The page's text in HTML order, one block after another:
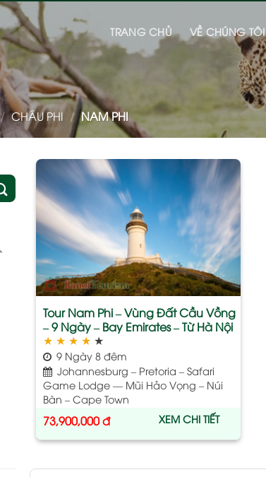
TRANG CHỦ VỀ CHÚNG TÔI
/ CHÂU PHI / NAM PHI
Add
to
wishlist
Tour Nam Phi – Vùng Đất Cầu Vồng
– 9 Ngày – Bay Emirates – Từ Hà Nội
★ ★ ★ ★ ★
9 Ngày 8 đêm
Johannesburg – Pretoria – Safari
Game Lodge –– Mũi Hảo Vọng – Núi
Bàn – Cape Town
73,900,000đ XEM CHI TIẾT